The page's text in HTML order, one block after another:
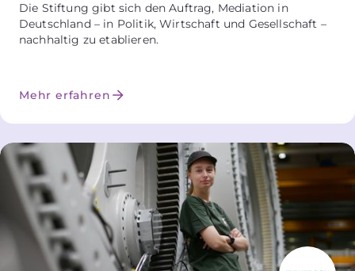
Die Stiftung gibt sich den Auftrag, Mediation in
Deutschland – in Politik, Wirtschaft und Gesellschaft –
nachhaltig zu etablieren.
Mehr erfahren